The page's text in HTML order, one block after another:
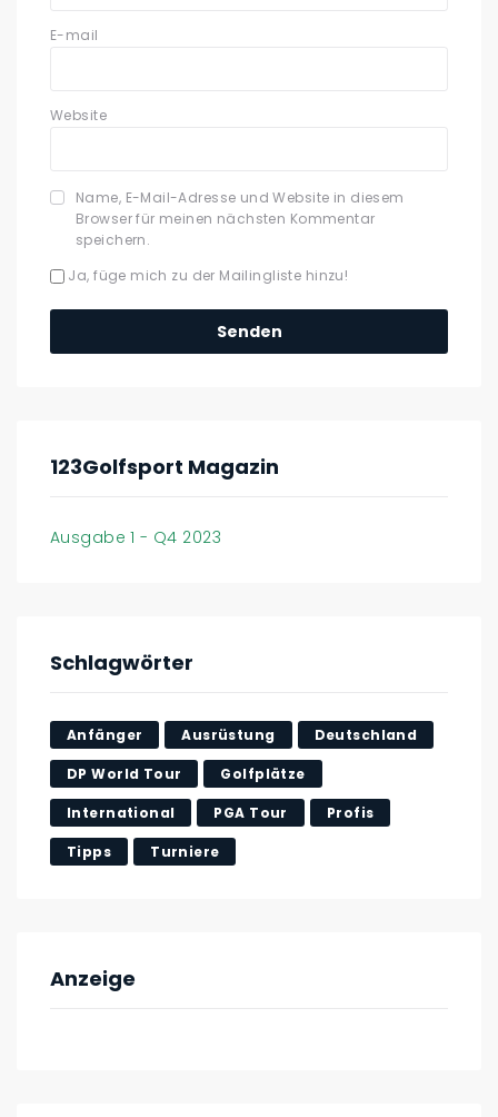
E-mail
Website
Name, E-Mail-Adresse und Website in diesem
Browser für meinen nächsten Kommentar
speichern.
Ja, füge mich zu der Mailingliste hinzu!
123Golfsport Magazin
Ausgabe 1 - Q4 2023
Schlagwörter
Anfänger Ausrüstung Deutschland
DP World Tour Golfplätze
International PGA Tour Profis
Tipps Turniere
Anzeige